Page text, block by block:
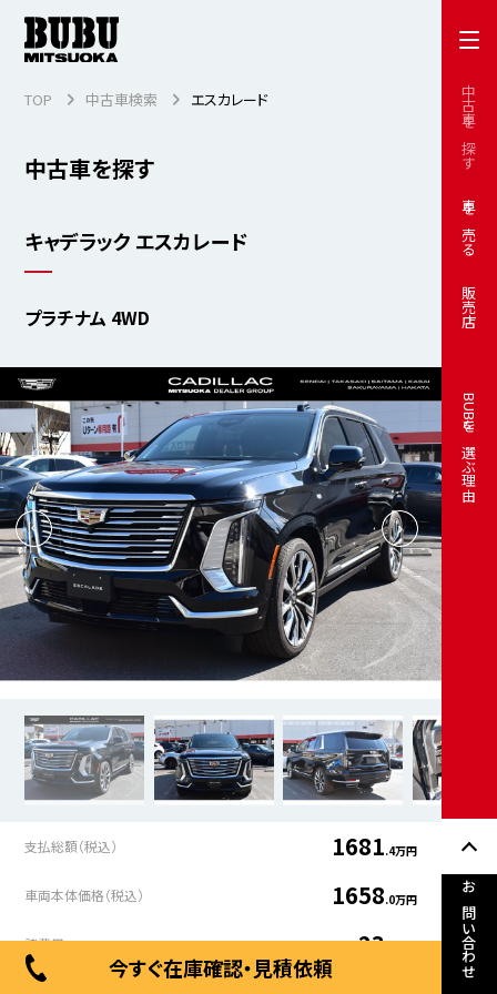
中古車を探す
車を売る
販売店
BUBUを選ぶ理由
お問い合わせ
中古車を探す
TOP 中古車検索 エスカレード
キャデラック エスカレード
プラチナム 4WD
支払総額（税込） 1681.4万円
車両本体価格（税込） 1658.0万円
諸費用 23
今すぐ在庫確認・見積依頼